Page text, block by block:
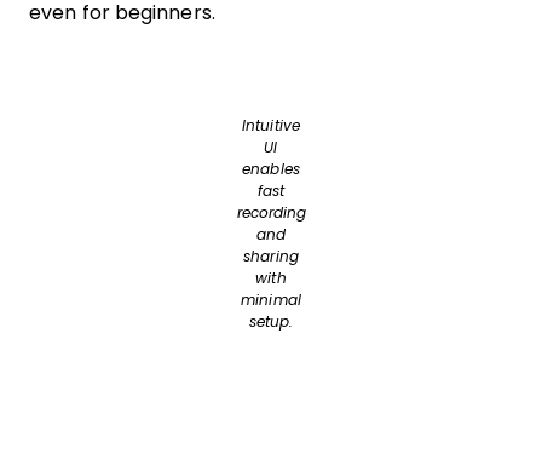
even for beginners.
Intuitive
UI
enables
fast
recording
and
sharing
with
minimal
setup.